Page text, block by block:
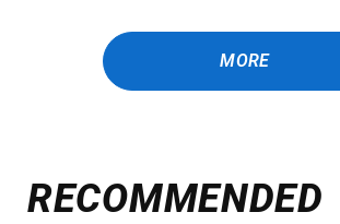
MORE
RECOMMENDED